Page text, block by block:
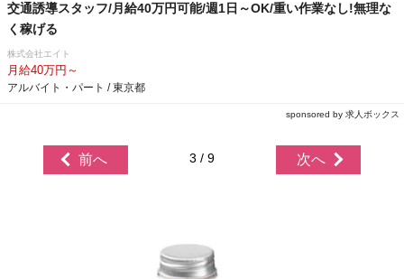
交通誘導スタッフ/月給40万円可能/週1日～OK/重い作業なし!無理な
く稼げる
株式会社エイト
月給40万円～
アルバイト・パート / 東京都
sponsored by 求人ボックス
前へ 3 / 9 次へ